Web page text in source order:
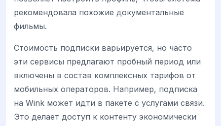
рекомендовала похожие документальные
фильмы.
Стоимость подписки варьируется, но часто
эти сервисы предлагают пробный период или
включены в состав комплексных тарифов от
мобильных операторов. Например, подписка
на Wink может идти в пакете с услугами связи.
Это делает доступ к контенту экономически